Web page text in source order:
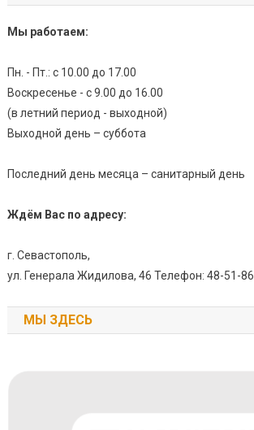
Мы работаем:
Пн. - Пт.: с 10.00 до 17.00
Воскресенье - с 9.00 до 16.00
(в летний период - выходной)
Выходной день – суббота
Последний день месяца – санитарный день
Ждём Вас по адресу:
г. Севастополь,
ул. Генерала Жидилова, 46 Телефон: 48-51-86
МЫ ЗДЕСЬ